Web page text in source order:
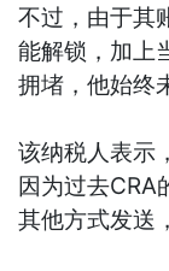
不过，由于其
能解锁，加上
拥堵，他始终
该纳税人表示
因为过去CRA
其他方式发送